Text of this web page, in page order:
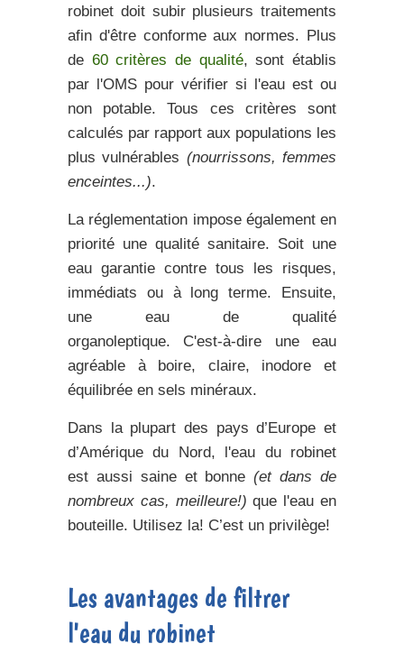
robinet doit subir plusieurs traitements
afin d'être conforme aux normes. Plus
de 60 critères de qualité, sont établis
par l'OMS pour vérifier si l'eau est ou
non potable. Tous ces critères sont
calculés par rapport aux populations les
plus vulnérables (nourrissons, femmes
enceintes...).
La réglementation impose également en
priorité une qualité sanitaire. Soit une
eau garantie contre tous les risques,
immédiats ou à long terme. Ensuite,
une eau de qualité
organoleptique. C'est-à-dire
une eau
agréable à boire, claire, inodore et
équilibrée en sels minéraux.
Dans la plupart des pays d’Europe et
d’Amérique du Nord, l'eau du robinet
est aussi saine et bonne (et dans de
nombreux cas, meilleure!) que l'eau en
bouteille. Utilisez la! C’est un privilège!
Les avantages de filtrer
l'eau du robinet